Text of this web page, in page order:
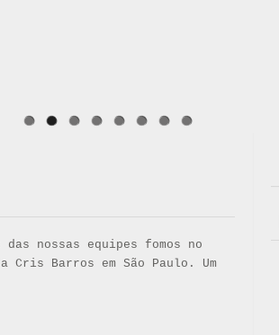
nossas equipes fomos no
Cris Barros em São Paulo. Um